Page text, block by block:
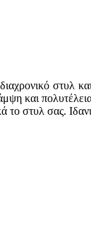
στυλ
και
το στυλ σας.